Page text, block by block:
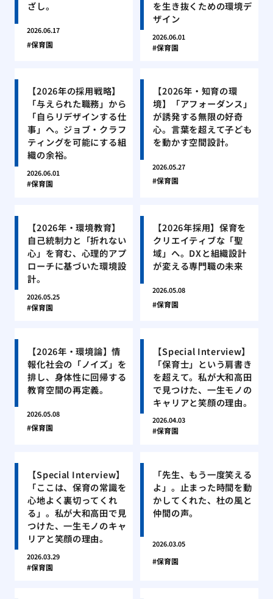
ざし。
2026.06.17
保育園
を生き抜くための環境デ
ザイン
2026.06.01
保育園
【2026年の採用戦略】
「与えられた職務」から
「自らリデザインする仕
事」へ。ジョブ・クラフ
ティングを可能にする組
織の余裕。
2026.06.01
保育園
【2026年・知育の環
境】「アフォーダンス」
が誘発する無限の好奇
心。言葉を超えて子ども
を動かす空間設計。
2026.05.27
保育園
【2026年・環境教育】
自己統制力と「折れない
心」を育む、心理的アプ
ローチに基づいた環境設
計。
2026.05.25
保育園
【2026年採用】保育を
クリエイティブな「聖
域」へ。DXと組織設計
が変える専門職の未来
2026.05.08
保育園
【2026年・環境論】情
報化社会の「ノイズ」を
排し、身体性に回帰する
教育空間の再定義。
2026.05.08
保育園
【Special Interview】
「保育士」という肩書き
を超えて。私が大和高田
で見つけた、一生モノの
キャリアと笑顔の理由。
2026.04.03
保育園
【Special Interview】
「ここは、保育の常識を
心地よく裏切ってくれ
る」。私が大和高田で見
つけた、一生モノのキャ
リアと笑顔の理由。
2026.03.29
保育園
「先生、もう一度笑える
よ」。止まった時間を動
かしてくれた、杜の風と
仲間の声。
2026.03.05
保育園